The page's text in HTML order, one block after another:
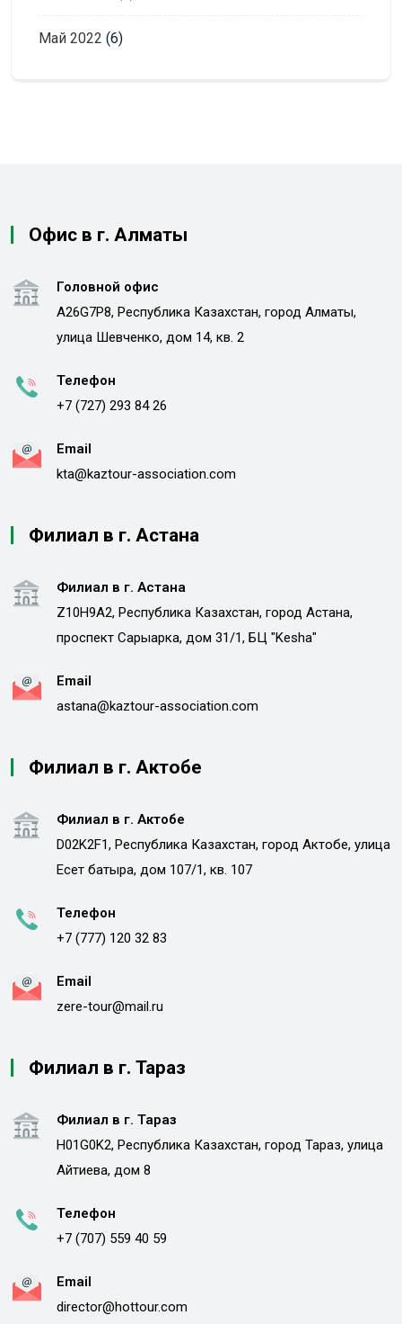
Май 2022 (6)
Офис в г. Алматы
Головной офис
A26G7P8, Республика Казахстан, город Алматы,
улица Шевченко, дом 14, кв. 2
Телефон
+7 (727) 293 84 26
Email
kta@kaztour-association.com
Филиал в г. Астана
Филиал в г. Астана
Z10H9A2, Республика Казахстан, город Астана,
проспект Сарыарка, дом 31/1, БЦ "Kesha"
Email
astana@kaztour-association.com
Филиал в г. Актобе
Филиал в г. Актобе
D02K2F1, Республика Казахстан, город Актобе, улица
Есет батыра, дом 107/1, кв. 107
Телефон
+7 (777) 120 32 83
Email
zere-tour@mail.ru
Филиал в г. Тараз
Филиал в г. Тараз
H01G0K2, Республика Казахстан, город Тараз, улица
Айтиева, дом 8
Телефон
+7 (707) 559 40 59
Email
director@hottour.com